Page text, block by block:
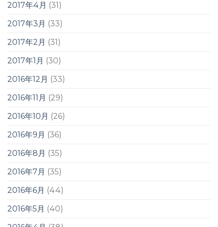
2017年4月 (31)
2017年3月 (33)
2017年2月 (31)
2017年1月 (30)
2016年12月 (33)
2016年11月 (29)
2016年10月 (26)
2016年9月 (36)
2016年8月 (35)
2016年7月 (35)
2016年6月 (44)
2016年5月 (40)